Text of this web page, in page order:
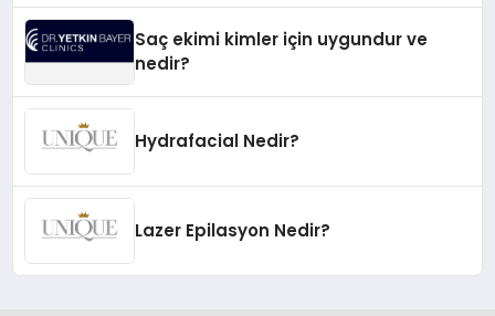
Saç ekimi kimler için uygundur ve
nedir?
Hydrafacial Nedir?
Lazer Epilasyon Nedir?